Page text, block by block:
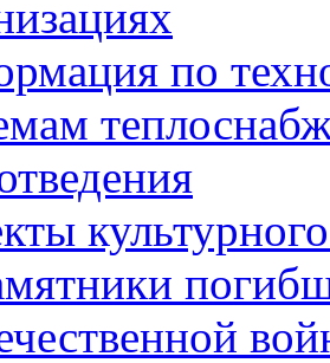
по